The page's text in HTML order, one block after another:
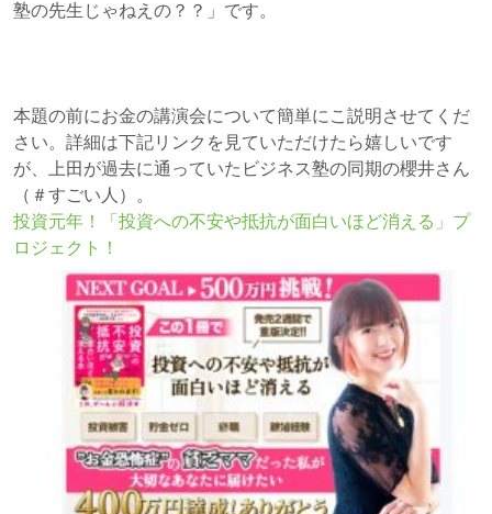
塾の先生じゃねえの？？」です。
本題の前にお金の講演会について簡単にこ説明させてくだ
さい。詳細は下記リンクを見ていただけたら嬉しいです
が、上田が過去に通っていたビジネス塾の同期の櫻井さん
（＃すごい人）。
投資元年！「投資への不安や抵抗が面白いほど消える」プ
ロジェクト！